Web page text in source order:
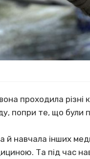
проходила
попри те, що були
й навчала інших
Та під час